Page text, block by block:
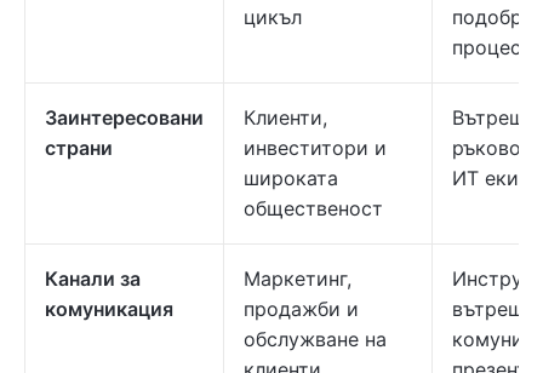
цикъл
Заинтересовани
страни
Клиенти,
инвеститори и
широката
общественост
ИТ екипи
Канали за
комуникация
Маркетинг,
продажби и
обслужване на